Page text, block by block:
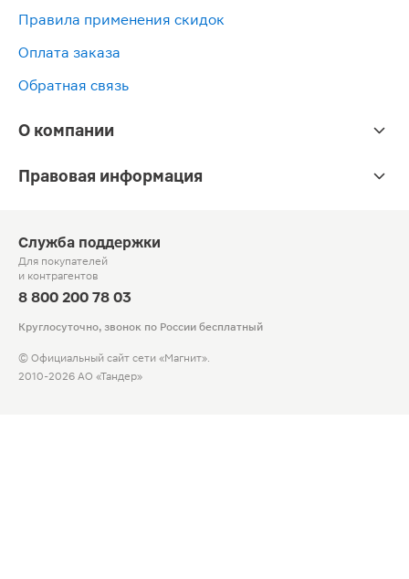
Правила применения скидок
Оплата заказа
Обратная связь
О компании
Правовая информация
Служба поддержки
Для покупателей
и контрагентов
8 800 200 78 03
Круглосуточно, звонок по России бесплатный
© Официальный сайт сети «Магнит».
2010-2026 АО «Тандер»